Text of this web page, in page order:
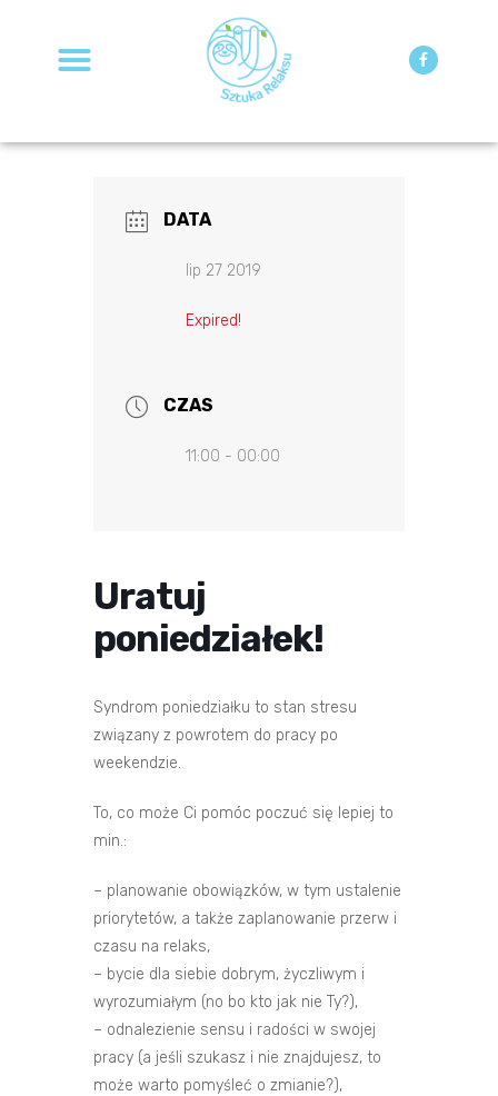
DATA
lip 27 2019
Expired!
CZAS
11:00 - 00:00
Uratuj
poniedziałek!
Syndrom poniedziałku to stan stresu
związany z powrotem do pracy po
weekendzie.
To, co może Ci pomóc poczuć się lepiej to
min.:
– planowanie obowiązków, w tym ustalenie
priorytetów, a także zaplanowanie przerw i
czasu na relaks,
– bycie dla siebie dobrym, życzliwym i
wyrozumiałym (no bo kto jak nie Ty?),
– odnalezienie sensu i radości w swojej
pracy (a jeśli szukasz i nie znajdujesz, to
może warto pomyśleć o zmianie?),